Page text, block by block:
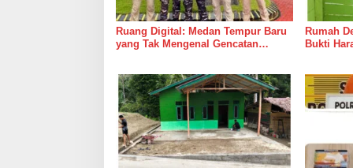
Ruang Digital: Medan Tempur Baru
yang Tak Mengenal Gencatan
Rumah
Bukti